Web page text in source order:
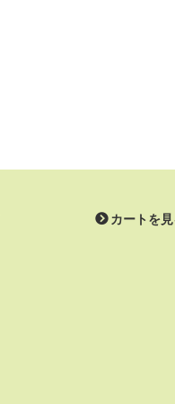
カートを